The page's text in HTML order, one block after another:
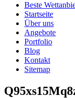
Beste
Startseite
Über uns
Angebote
Portfolio
Blog
Kontakt
Sitemap